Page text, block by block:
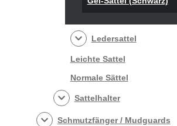
Ledersattel
Leichte Sattel
Normale Sättel
Sattelhalter
Schmutzfänger / Mudguards